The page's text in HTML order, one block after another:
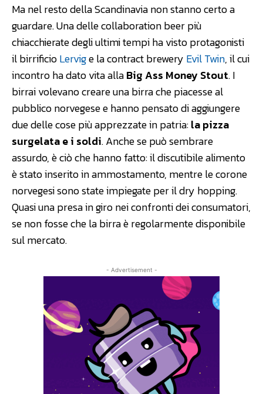
Ma nel resto della Scandinavia non stanno certo a
guardare. Una delle collaboration beer più
chiacchierate degli ultimi tempi ha visto protagonisti
il birrificioLervige la contract brewery Evil Twin, il cui
incontro ha dato vita allaBig Ass Money Stout. I
birrai volevano creare una birra che piacesse al
pubblico norvegese e hanno pensato di aggiungere
due delle cose più apprezzate in patria:la pizza
surgelata e i soldi. Anche se può sembrare
assurdo, è ciò che hanno fatto: il discutibile alimento
è stato inserito in ammostamento, mentre le corone
norvegesi sono state impiegate per il dry hopping.
Quasi una presa in giro nei confronti dei consumatori,
se non fosse che la birra è regolarmente disponibile
sul mercato.
- Advertisement -